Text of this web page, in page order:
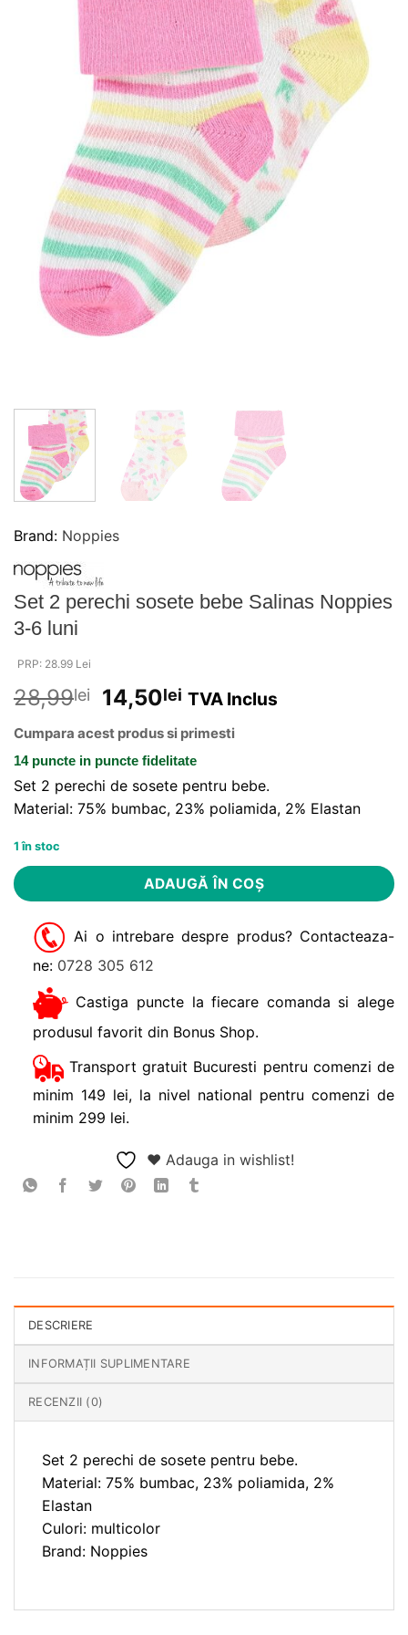
Brand: Noppies
Set 2 perechi sosete bebe Salinas Noppies
3-6 luni
PRP: 28.99 Lei
28,99lei 14,50lei TVA Inclus
Cumpara acest produs si primesti
14 puncte in puncte fidelitate
Set 2 perechi de sosete pentru bebe.
Material: 75% bumbac, 23% poliamida, 2% Elastan
1 în stoc
ADAUGĂ ÎN COȘ
Alternative:
Ai o intrebare despre produs? Contacteaza-
ne: 0728 305 612
Castiga puncte la fiecare comanda si alege
produsul favorit din Bonus Shop.
Transport gratuit Bucuresti pentru comenzi de
minim 149 lei, la nivel national pentru comenzi de
minim 299 lei.
❤ Adauga in wishlist!
DESCRIERE
INFORMAȚII SUPLIMENTARE
RECENZII (0)
Set 2 perechi de sosete pentru bebe.
Material: 75% bumbac, 23% poliamida, 2%
Elastan
Culori: multicolor
Brand: Noppies